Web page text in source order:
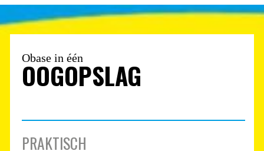
PRAKTISCH
Obase in één
OOGOPSLAG